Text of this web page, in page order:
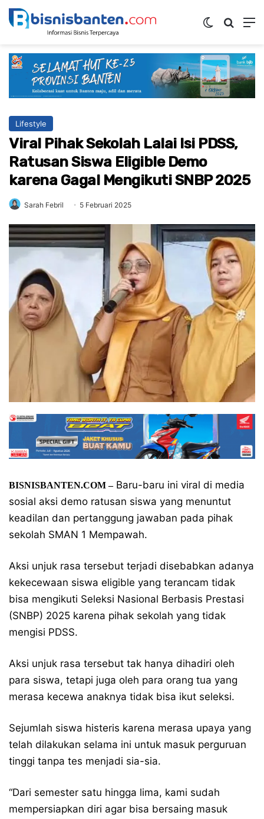
Switch skin
Lifestyle
Viral Pihak Sekolah Lalai Isi PDSS,
Ratusan Siswa Eligible Demo
karena Gagal Mengikuti SNBP 2025
Sarah Febril 5 Februari 2025
BISNISBANTEN.COM –Baru-baru ini viral di media
sosial aksi demo ratusan siswa yang menuntut
keadilan dan pertanggung jawaban pada pihak
sekolah SMAN 1 Mempawah.
Aksi unjuk rasa tersebut terjadi disebabkan adanya
kekecewaan siswa eligible yang terancam tidak
bisa mengikuti Seleksi Nasional Berbasis Prestasi
(SNBP) 2025 karena pihak sekolah yang tidak
mengisi PDSS.
Aksi unjuk rasa tersebut tak hanya dihadiri oleh
para siswa, tetapi juga oleh para orang tua yang
merasa kecewa anaknya tidak bisa ikut seleksi.
Sejumlah siswa histeris karena merasa upaya yang
telah dilakukan selama ini untuk masuk perguruan
tinggi tanpa tes menjadi sia-sia.
“Dari semester satu hingga lima, kami sudah
mempersiapkan diri agar bisa bersaing masuk